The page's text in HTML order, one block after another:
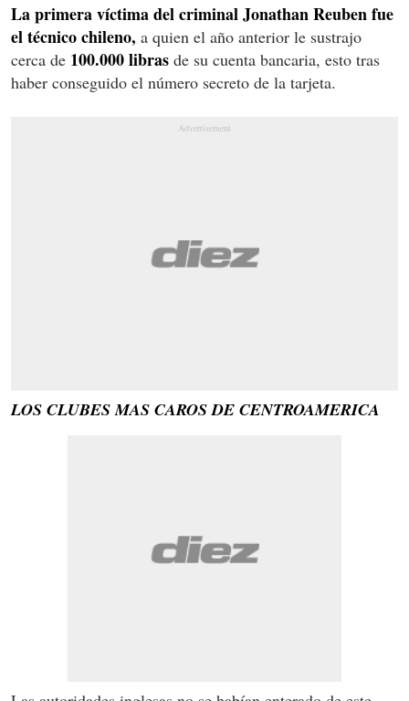
La primera víctima del criminal Jonathan Reuben fue
el técnico chileno, a quien el año anterior le sustrajo
cerca de 100.000 libras de su cuenta bancaria, esto tras
haber conseguido el número secreto de la tarjeta.
LOS CLUBES MAS CAROS DE CENTROAMERICA